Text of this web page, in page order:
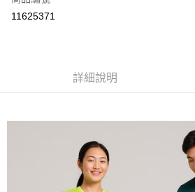
運送方式
11625371
詳細說明